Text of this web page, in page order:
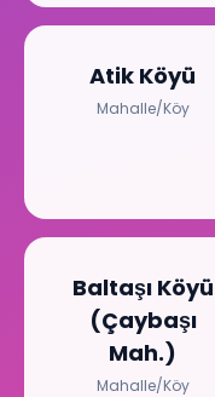
Atik Köyü
Mahalle/Köy
Baltaşı Köyü
(Çaybaşı
Mah.)
Mahalle/Köy